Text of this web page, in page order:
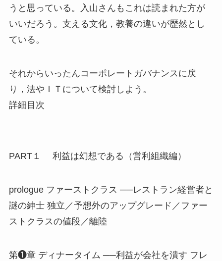
うと思っている。入山さんもこれは読まれた方が
いいだろう。支える文化，教養の違いが歴然とし
ている。
それからいったんコーポレートガバナンスに戻
り，法やＩＴについて検討しよう。
詳細目次
PART１ 利益は幻想である（営利組織編）
prologue ファーストクラス ──レストラン経営者と
謎の紳士 独立／予想外のアップグレード／ファー
ストクラスの値段／離陸
第❶章 ディナータイム ──利益が会社を潰す フレ